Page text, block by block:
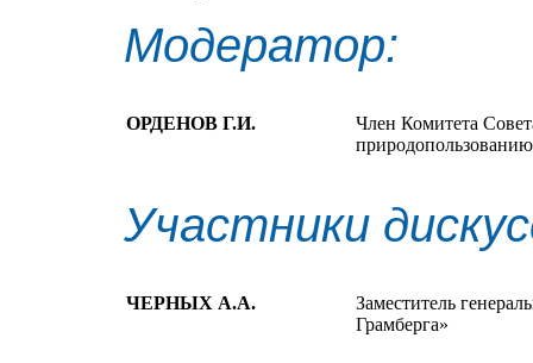
Модератор:
ОРДЕНОВ Г.И.
Член Комитета
природопользованию
Участники
ЧЕРНЫХ А.А.
Заместитель
Грамберга»